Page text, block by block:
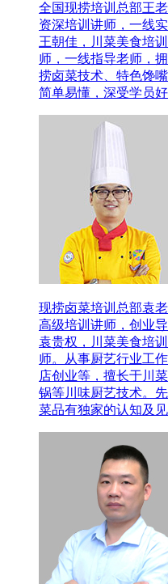
全国现捞培训总部王
资深培训讲师，一线
王朝佳，川菜美食培
师，一线指导老师，
捞卤菜技术、特色馋
简单易懂，深受学员
现捞卤菜培训总部袁
高级培训讲师，创业
袁贵权，川菜美食培
师。从事厨艺行业工
店创业等，擅长于川
锅等川味厨艺技术。
菜品有独家的认知及